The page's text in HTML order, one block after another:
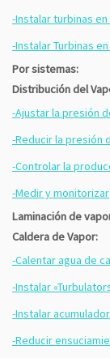
-Instalar turbinas
-Instalar Turbinas
Por sistemas:
Distribución del
-Ajustar la presión
-Reducir la presión
-Controlar la
-Medir y monitorizar
Laminación de
Caldera de Vapor:
-Calentar agua de
-Instalar
-Instalar
-Reducir